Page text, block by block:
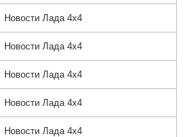
Новости Лада 4х4
Новости Лада 4х4
Новости Лада 4х4
Новости Лада 4х4
Новости Лада 4х4